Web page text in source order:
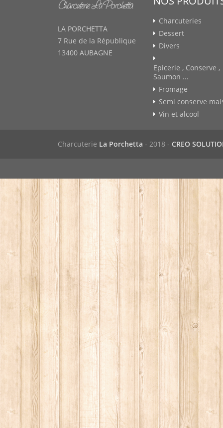
LA PORCHETTA
7 Rue de la République
13400 AUBAGNE
Charcuteries
Dessert
Divers
Epicerie , Conserve ,
Saumon ...
Fromage
Semi conserve
Vin et alcool
Charcuterie La Porchetta - 2018 - CREO